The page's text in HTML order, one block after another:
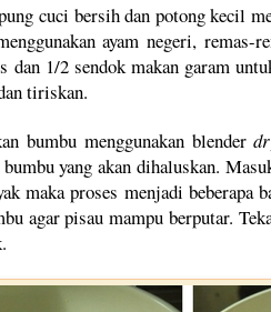
cuci bersih dan potong kecil
ayam negeri, remas-
dan 1/2sendok makan garam
tiriskan.
bumbu menggunakan blender
yang akan dihaluskan.
maka proses menjadi beberapa
agarpisau mampu berputar. Tek